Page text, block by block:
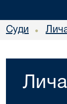
Суди •